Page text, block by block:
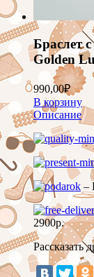
Браслет
Golden
990,00₽
В корзину
Описание
–
2900р.
Рассказать